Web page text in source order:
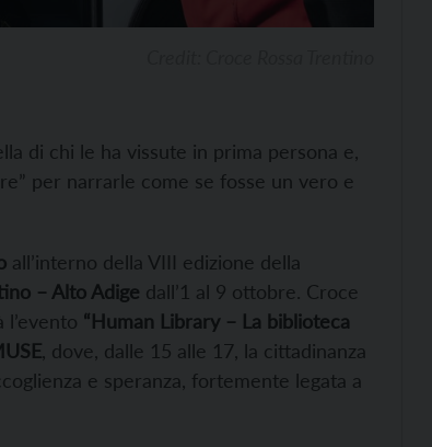
di chi le ha vissute in prima persona e,
per narrarle come se fosse un vero e
all’interno della VIII edizione della
– Alto Adige dall’1 al 9 ottobre. Croce
“Human Library – La biblioteca
, dove, dalle 15 alle 17, la cittadinanza
e speranza, fortemente legata a